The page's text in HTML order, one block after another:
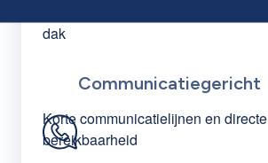
dak
Communicatiegericht
Korte communicatielijnen en directe
bereikbaarheid